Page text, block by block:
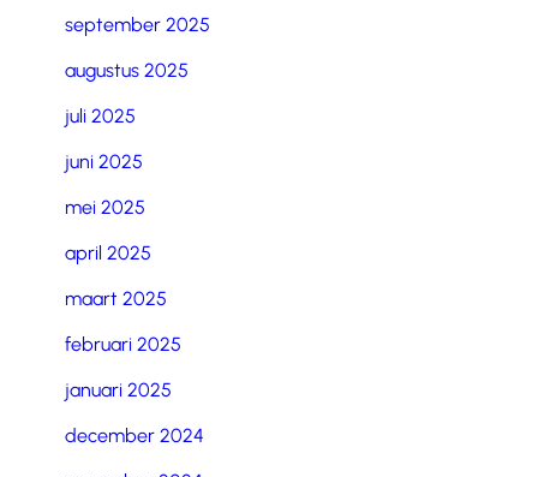
september 2025
augustus 2025
juli 2025
juni 2025
mei 2025
april 2025
maart 2025
februari 2025
januari 2025
december 2024